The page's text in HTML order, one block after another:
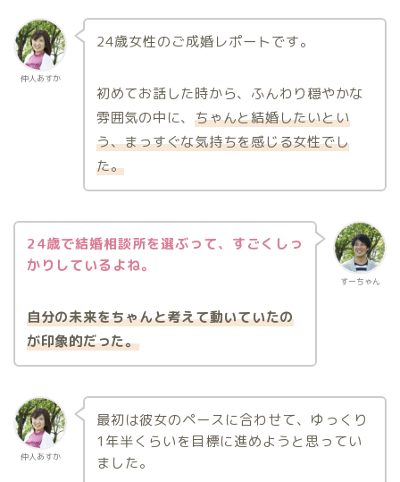
仲人あすか
24歳女性のご成婚レポートです。
初めてお話した時から、ふんわり穏やかな
雰囲気の中に、ちゃんと結婚したいとい
う、まっすぐな気持ちを感じる女性でし
た。
すーちゃん
24歳で結婚相談所を選ぶって、すごくしっ
かりしているよね。
自分の未来をちゃんと考えて動いていたの
が印象的だった。
仲人あすか
最初は彼女のペースに合わせて、ゆっくり
1年半くらいを目標に進めようと思ってい
ました。